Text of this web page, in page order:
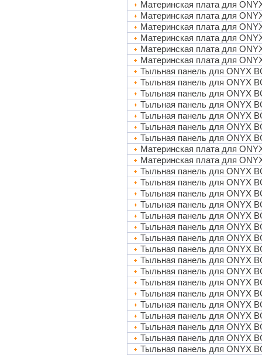
Материнская плата для
Материнская плата для
Материнская плата для
Материнская плата для
Материнская плата для
Материнская плата для
Тыльная панель для ONYX
Тыльная панель для ONYX
Тыльная панель для ONYX
Тыльная панель для ONYX
Тыльная панель для ONYX
Тыльная панель для ONYX
Тыльная панель для ONYX
Материнская плата для
Материнская плата для
Тыльная панель для ONYX
Тыльная панель для ONYX
Тыльная панель для ONYX
Тыльная панель для ONYX
Тыльная панель для ONYX
Тыльная панель для ONYX
Тыльная панель для ONYX
Тыльная панель для ONYX
Тыльная панель для ONYX
Тыльная панель для ONYX
Тыльная панель для ONYX
Тыльная панель для ONYX
Тыльная панель для ONYX
Тыльная панель для ONYX
Тыльная панель для ONYX
Тыльная панель для ONYX
Тыльная панель для ONYX